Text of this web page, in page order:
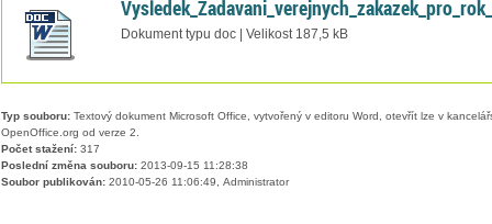
Dokument typu doc | Velikost 187,5 kB
Typ souboru:Textový dokument Microsoft Office, vytvořený v editoru Word, otevřít lze v
OpenOffice.org od verze 2.
Počet stažení:317
Poslední změna souboru:2013-09-15 11:28:38
Soubor publikován:2010-05-26 11:06:49, Administrator